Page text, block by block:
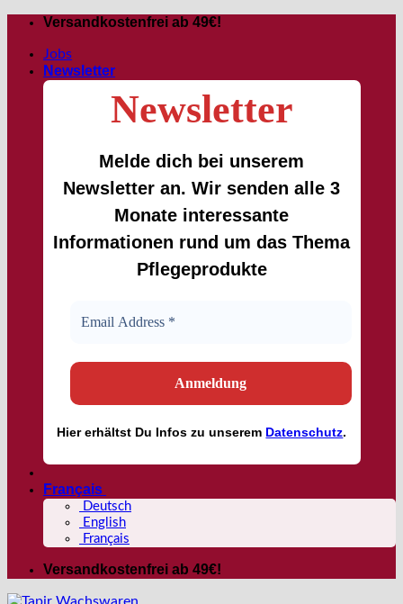
Passer
contenu
Versandkostenfrei ab 49€!
Jobs
Newsletter
Newsletter
Melde dich bei unserem
Newsletter an. Wir senden alle 3
Monate interessante
Informationen rund um das Thema
Pflegeprodukte
Hiererhältst Du Infos zu unserem Datenschutz.
Français
Deutsch
English
Français
Versandkostenfrei ab 49€!